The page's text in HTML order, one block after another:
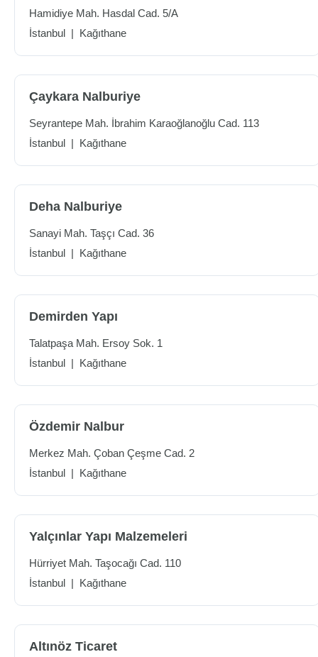
Hamidiye Mah. Hasdal Cad. 5/A
İstanbul | Kağıthane
Çaykara Nalburiye
Seyrantepe Mah. İbrahim Karaoğlanoğlu Cad. 113
İstanbul | Kağıthane
Deha Nalburiye
Sanayi Mah. Taşçı Cad. 36
İstanbul | Kağıthane
Demirden Yapı
Talatpaşa Mah. Ersoy Sok. 1
İstanbul | Kağıthane
Özdemir Nalbur
Merkez Mah. Çoban Çeşme Cad. 2
İstanbul | Kağıthane
Yalçınlar Yapı Malzemeleri
Hürriyet Mah. Taşocağı Cad. 110
İstanbul | Kağıthane
Altınöz Ticaret